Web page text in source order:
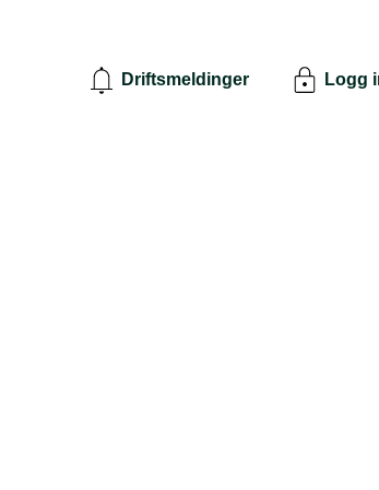
Driftsmeldinger Logg